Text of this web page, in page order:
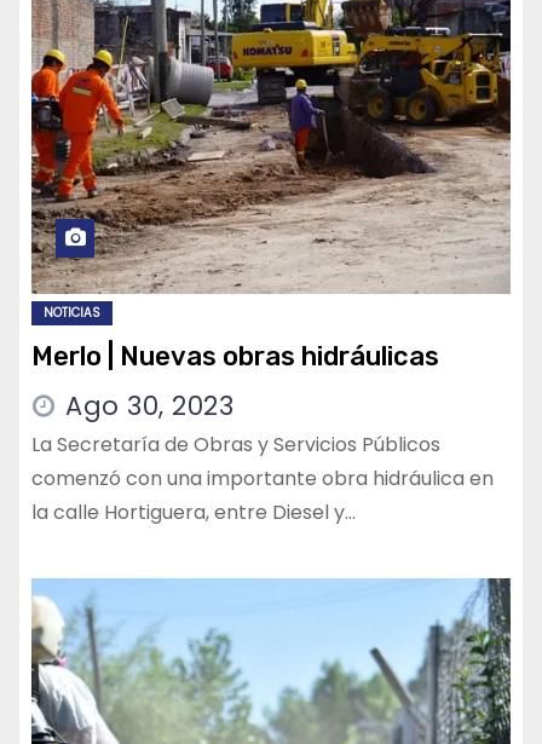
NOTICIAS
Merlo | Nuevas obras hidráulicas
Ago 30, 2023
La Secretaría de Obras y Servicios Públicos
comenzó con una importante obra hidráulica en
la calle Hortiguera, entre Diesel y…